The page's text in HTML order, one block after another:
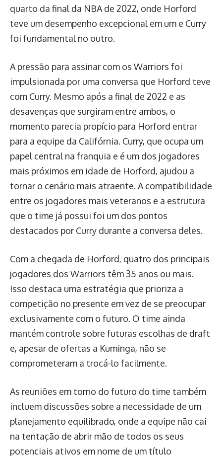
quarto da final da NBA de 2022, onde Horford
teve um desempenho excepcional em um e Curry
foi fundamental no outro.
A pressão para assinar com os Warriors foi
impulsionada por uma conversa que Horford teve
com Curry. Mesmo após a final de 2022 e as
desavenças que surgiram entre ambos, o
momento parecia propício para Horford entrar
para a equipe da Califórnia. Curry, que ocupa um
papel central na franquia e é um dos jogadores
mais próximos em idade de Horford, ajudou a
tornar o cenário mais atraente. A compatibilidade
entre os jogadores mais veteranos e a estrutura
que o time já possui foi um dos pontos
destacados por Curry durante a conversa deles.
Com a chegada de Horford, quatro dos principais
jogadores dos Warriors têm 35 anos ou mais.
Isso destaca uma estratégia que prioriza a
competição no presente em vez de se preocupar
exclusivamente com o futuro. O time ainda
mantém controle sobre futuras escolhas de draft
e, apesar de ofertas a Kuminga, não se
comprometeram a trocá-lo facilmente.
As reuniões em torno do futuro do time também
incluem discussões sobre a necessidade de um
planejamento equilibrado, onde a equipe não cai
na tentação de abrir mão de todos os seus
potenciais ativos em nome de um título